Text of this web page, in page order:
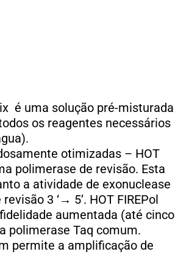
é uma solução pré-misturada
os reagentes necessários
otimizadas – HOT
polimerase de revisão. Esta
a atividade de exonuclease
3 ‘→ 5’. HOT FIREPol
aumentada (até cinco
polimerase Taq comum.
permite a amplificação de